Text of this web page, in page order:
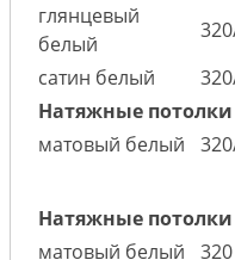
глянцевый
белый
сатин белый
Натяжные потолки
матовый белый
Натяжные потолки
матовый белый